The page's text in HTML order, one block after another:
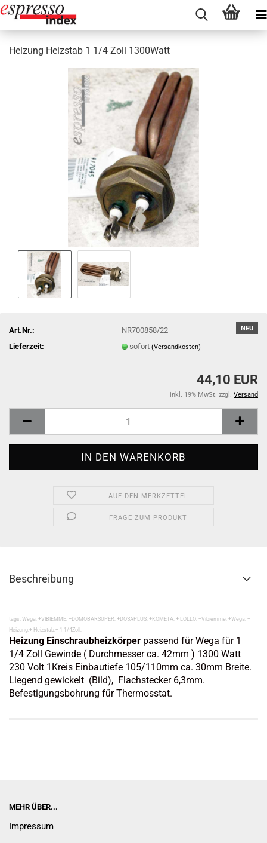
Heizung Heizstab 1 1/4 Zoll 1300Watt
NEU
Art.Nr.:
NR700858/22
Lieferzeit:
sofort(Versandkosten)
44,10 EUR
inkl. 19% MwSt. zzgl. Versand
AUF DEN MERKZETTEL
FRAGE ZUM PRODUKT
Beschreibung
tags: Wega, +VIBIEMME, +DOMOBARSUPER, +DOSAPLUS, +KOMETA, + LOLLO, +Vibiemme, +Wega, +
Heizung,+ Heizstab,+ 1-1/4Zoll,
Heizung Einschraubheizkörper passend für Wega für 1
1/4 Zoll Gewinde ( Durchmesser ca. 42mm ) 1300 Watt
230 Volt 1Kreis Einbautiefe 105/110mm ca. 30mm Breite.
Liegend gewickelt (Bild), Flachstecker 6,3mm.
Befestigungsbohrung für Thermosstat.
MEHR ÜBER...
Impressum